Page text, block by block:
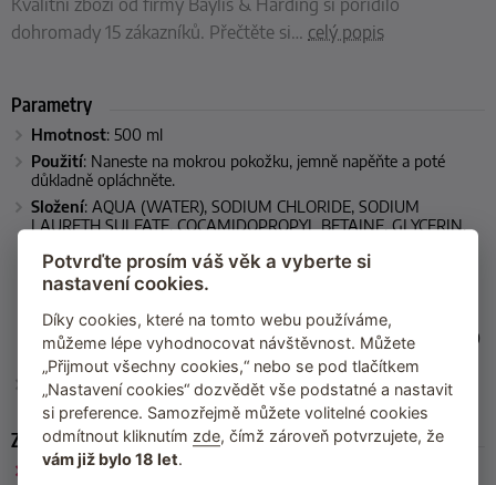
dohromady 15 zákazníků. Přečtěte si… celý popis
Parametry
Hmotnost: 500 ml
Použití: Naneste na mokrou pokožku, jemně napěňte a poté
důkladně opláchněte.
Složení: AQUA (WATER), SODIUM CHLORIDE, SODIUM
LAURETH SULFATE, COCAMIDOPROPYL BETAINE, GLYCERIN,
DISTEARATE, SODIUM BENZOATE, GLYCOL DISTEARATE,
TRISODIUM SULFOSUCCINATE, CITRIC ACID, LAURETH-4,
FORMIC ACID, ASCORBYL PALMITATE, SODIUM
HYDROXIDE,HEXYLENE GLYCOL, CI 15985 (YELLOW 6), CI 17200
(RED 33)
Výrobce: Baylis & Harding (Velká Británie)
Zařazeno
Baylis & Harding
Potvrďte prosím váš věk a vyberte si
nastavení cookies.
Díky cookies, které na tomto webu používáme,
můžeme lépe vyhodnocovat návštěvnost. Můžete
„Přijmout všechny cookies,“ nebo se pod tlačítkem
„Nastavení cookies“ dozvědět vše podstatné a nastavit
si preference. Samozřejmě můžete volitelné cookies
odmítnout kliknutím zde, čímž zároveň potvrzujete, že
vám již bylo 18 let.